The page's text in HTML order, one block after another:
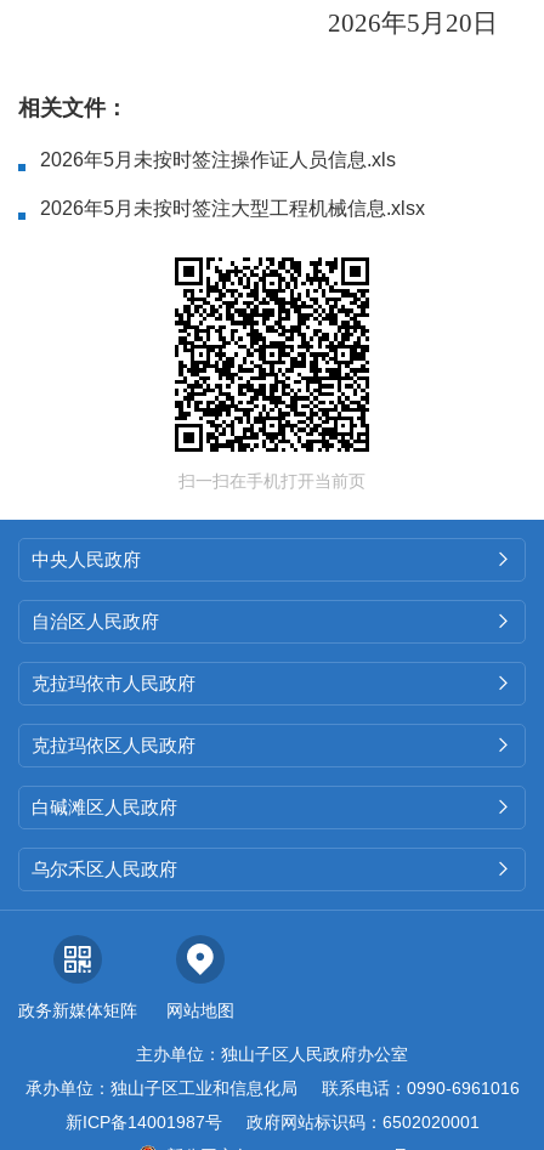
2026年5月 20 日
相关文件：
2026年5月未按时签注操作证人员信息.xls
2026年5月未按时签注大型工程机械信息.xlsx
扫一扫在手机打开当前页
中央人民政府 
自治区人民政府 
克拉玛依市人民政府 
克拉玛依区人民政府 
白碱滩区人民政府 
乌尔禾区人民政府 
政务新媒体矩阵 网站地图
主办单位：独山子区人民政府办公室
承办单位：独山子区工业和信息化局
联系电话：0990-6961016
新ICP备14001987号
政府网站标识码：6502020001